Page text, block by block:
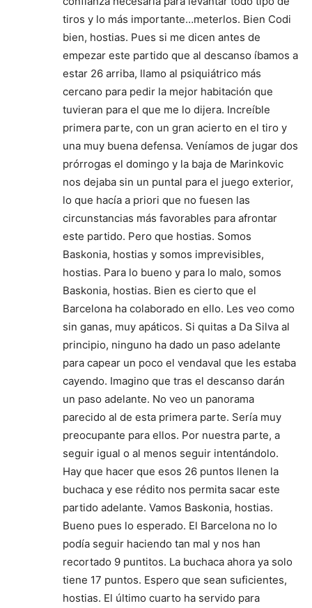
tiros y lo más importante…meterlos. Bien Codi
bien, hostias. Pues si me dicen antes de
empezar este partido que al descanso íbamos a
estar 26 arriba, llamo al psiquiátrico más
cercano para pedir la mejor habitación que
tuvieran para el que me lo dijera. Increíble
primera parte, con un gran acierto en el tiro y
una muy buena defensa. Veníamos de jugar dos
prórrogas el domingo y la baja de Marinkovic
nos dejaba sin un puntal para el juego exterior,
lo que hacía a priori que no fuesen las
circunstancias más favorables para afrontar
este partido. Pero que hostias. Somos
Baskonia, hostias y somos imprevisibles,
hostias. Para lo bueno y para lo malo, somos
Baskonia, hostias. Bien es cierto que el
Barcelona ha colaborado en ello. Les veo como
sin ganas, muy apáticos. Si quitas a Da Silva al
principio, ninguno ha dado un paso adelante
para capear un poco el vendaval que les estaba
cayendo. Imagino que tras el descanso darán
un paso adelante. No veo un panorama
parecido al de esta primera parte. Sería muy
preocupante para ellos. Por nuestra parte, a
seguir igual o al menos seguir intentándolo.
Hay que hacer que esos 26 puntos llenen la
buchaca y ese rédito nos permita sacar este
partido adelante. Vamos Baskonia, hostias.
Bueno pues lo esperado. El Barcelona no lo
podía seguir haciendo tan mal y nos han
recortado 9 puntitos. La buchaca ahora ya solo
tiene 17 puntos. Espero que sean suficientes,
hostias. El último cuarto ha servido para